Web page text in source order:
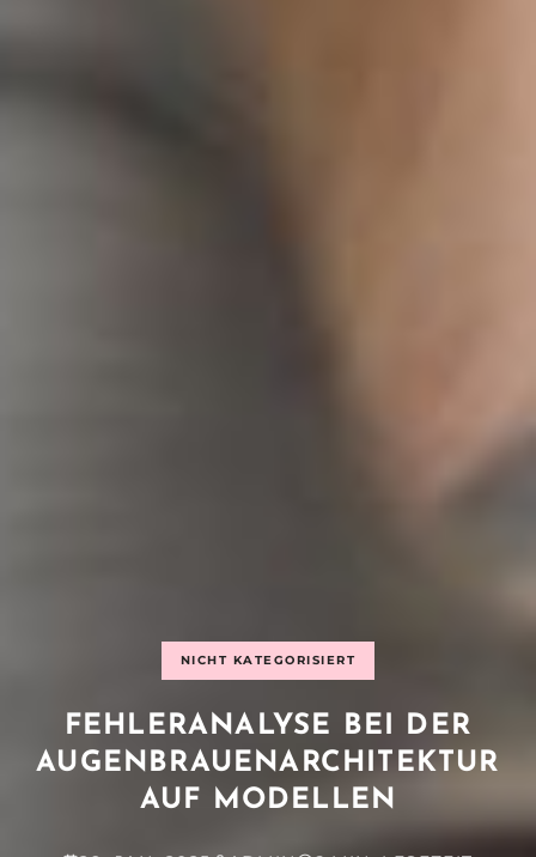
NICHT KATEGORISIERT
FEHLERANALYSE BEI DER
AUGENBRAUENARCHITEKTUR
AUF MODELLEN